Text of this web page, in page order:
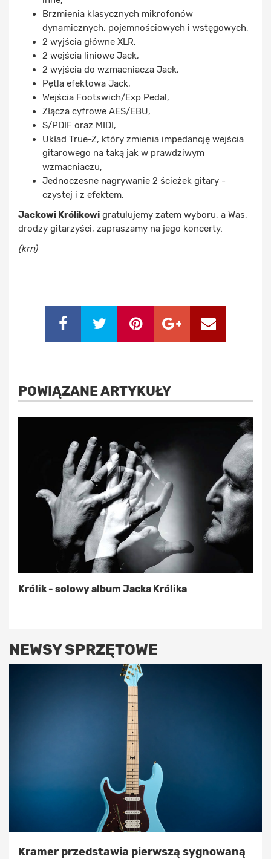
Brzmienia klasycznych mikrofonów
dynamicznych, pojemnościowych i wstęgowych,
2 wyjścia główne XLR,
2 wejścia liniowe Jack,
2 wyjścia do wzmacniacza Jack,
Pętla efektowa Jack,
Wejścia Footswich/Exp Pedal,
Złącza cyfrowe AES/EBU,
S/PDIF oraz MIDI,
Układ True-Z, który zmienia impedancję wejścia
gitarowego na taką jak w prawdziwym
wzmacniaczu,
Jednoczesne nagrywanie 2 ścieżek gitary -
czystej i z efektem.
Jackowi Królikowi gratulujemy zatem wyboru, a Was,
drodzy gitarzyści, zapraszamy na jego koncerty.
(krn)
POWIĄZANE ARTYKUŁY
Królik - solowy album Jacka Królika
NEWSY SPRZĘTOWE
Kramer przedstawia pierwszą sygnowaną